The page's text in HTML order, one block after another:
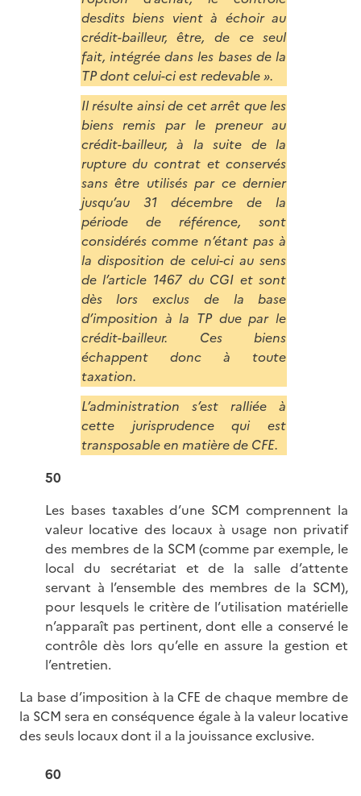
desdits biens vient à échoir au
crédit-bailleur, être, de ce seul
fait, intégrée dans les bases de la
TP dont celui-ci est redevable».
Il résulte ainsi de cet arrêt que les
biens remis par le preneur au
crédit-bailleur, à la suite de la
rupture du contrat et conservés
sans être utilisés par ce dernier
jusqu’au 31 décembre de la
période de référence, sont
considérés comme n’étant pas à
la disposition de celui-ci au sens
de l’article 1467 du CGI et sont
dès lors exclus de la base
d’imposition à la TP due par le
crédit-bailleur. Ces biens
échappent donc à toute
taxation.
L’administration s’est ralliée à
cette jurisprudence qui est
transposable en matière de CFE.
50
Les bases taxables d’une SCM comprennent la
valeur locative des locaux à usage non privatif
des membres de la SCM (comme par exemple, le
local du secrétariat et de la salle d’attente
servant à l’ensemble des membres de la SCM),
pour lesquels le critère de l’utilisation matérielle
n’apparaît pas pertinent, dont elle a conservé le
contrôle dès lors qu’elle en assure la gestion et
l’entretien.
La base d’imposition à la CFE de chaque membre de
la SCM sera en conséquence égale à la valeur locative
des seuls locaux dont il a la jouissance exclusive.
60